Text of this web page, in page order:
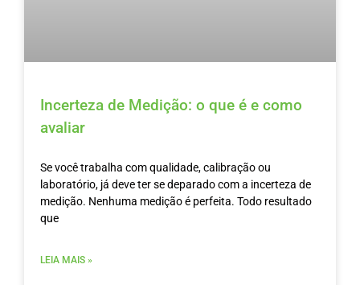
Incerteza de Medição: o que é e como
avaliar
Se você trabalha com qualidade, calibração ou
laboratório, já deve ter se deparado com a incerteza de
medição. Nenhuma medição é perfeita. Todo resultado
que
LEIA MAIS »